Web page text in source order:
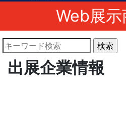
Web展
出展企業情報